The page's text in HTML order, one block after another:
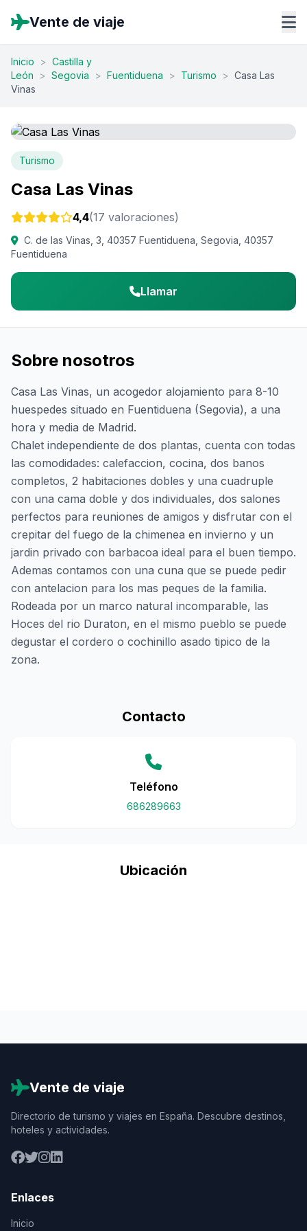
Vente de viaje
Inicio > Castilla y
León
> Segovia > Fuentiduena > Turismo > Casa Las
Vinas
Turismo
Casa Las Vinas
4,4(17 valoraciones)
C. de las Vinas, 3, 40357 Fuentiduena, Segovia, 40357
Fuentiduena
Llamar
Sobre nosotros
Casa Las Vinas, un acogedor alojamiento para 8-10
huespedes situado en Fuentiduena (Segovia), a una
hora y media de Madrid.
Chalet independiente de dos plantas, cuenta con todas
las comodidades: calefaccion, cocina, dos banos
completos, 2 habitaciones dobles y una cuadruple
con una cama doble y dos individuales, dos salones
perfectos para reuniones de amigos y disfrutar con el
crepitar del fuego de la chimenea en invierno y un
jardin privado con barbacoa ideal para el buen tiempo.
Ademas contamos con una cuna que se puede pedir
con antelacion para los mas peques de la familia.
Rodeada por un marco natural incomparable, las
Hoces del rio Duraton, en el mismo pueblo se puede
degustar el cordero o cochinillo asado tipico de la
zona.
Contacto
Teléfono
686289663
Ubicación
Vente de viaje
Directorio de turismo y viajes en España. Descubre destinos,
hoteles y actividades.
Enlaces
Inicio